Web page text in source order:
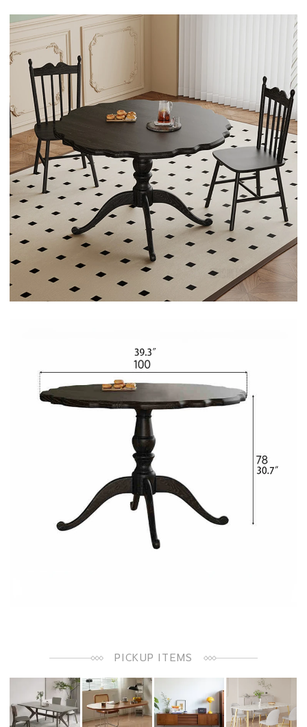
PICKUP ITEMS